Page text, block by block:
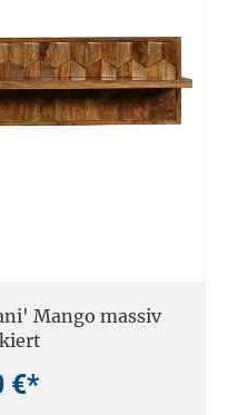
Mango massiv
€*